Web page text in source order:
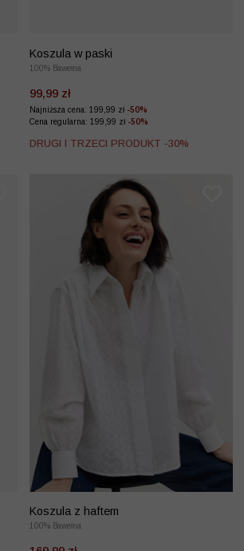
Koszula w paski
100% Bawełna
99,99 zł
Najniższa cena: 199,99 zł -50%
Cena regularna: 199,99 zł -50%
DRUGI I TRZECI PRODUKT -30%
Koszula z haftem
100% Bawełna